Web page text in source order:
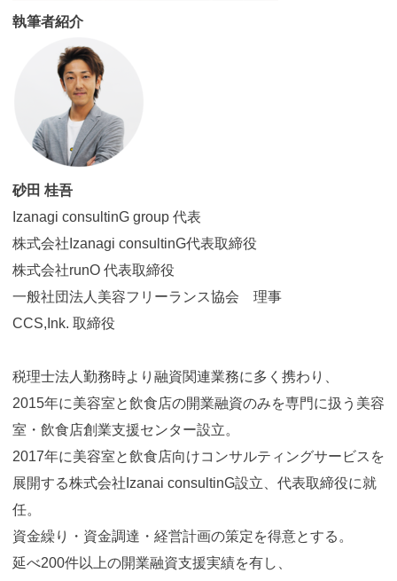
執筆者紹介
砂田 桂吾
Izanagi consultinG group 代表
株式会社Izanagi consultinG代表取締役
株式会社runO 代表取締役
一般社団法人美容フリーランス協会 理事
CCS,Ink. 取締役
税理士法人勤務時より融資関連業務に多く携わり、
2015年に美容室と飲食店の開業融資のみを専門に扱う美容
室・飲食店創業支援センター設立。
2017年に美容室と飲食店向けコンサルティングサービスを
展開する株式会社Izanai consultinG設立、代表取締役に就
任。
資金繰り・資金調達・経営計画の策定を得意とする。
延べ200件以上の開業融資支援実績を有し、